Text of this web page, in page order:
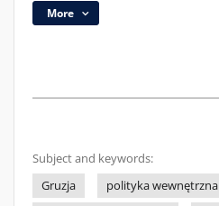
More
Subject and keywords:
Gruzja
polityka wewnętrzna